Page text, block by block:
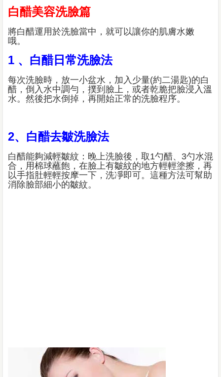
白醋美容洗臉篇
將白醋運用於洗臉當中，就可以讓你的肌膚水嫩
哦。
1 、白醋日常洗臉法
每次洗臉時，放一小盆水，加入少量(約二湯匙)的白
醋，倒入水中調勻，撲到臉上，或者乾脆把臉浸入溫
水。然後把水倒掉，再開始正常的洗臉程序。
2、白醋去皺洗臉法
白醋能夠減輕皺紋：晚上洗臉後，取1勺醋、3勺水混
合，用棉球蘸飽，在臉上有皺紋的地方輕輕塗擦，再
以手指肚輕輕按摩一下，洗凈即可。這種方法可幫助
消除臉部細小的皺紋。